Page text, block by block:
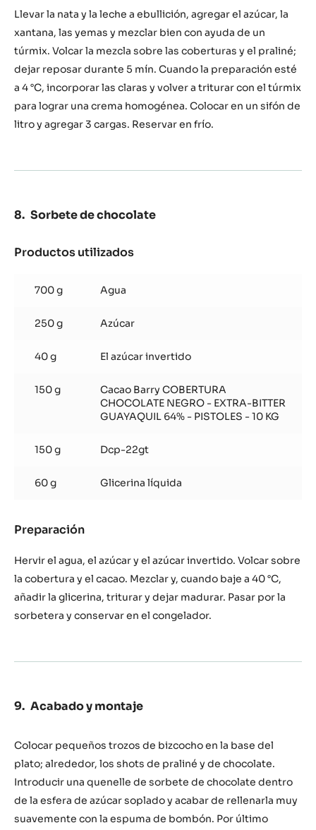
de
bombón
Llevar la nata y la leche a ebullición, agregar el azúcar, la
xantana, las yemas y mezclar bien con ayuda de un
túrmix. Volcar la mezcla sobre las coberturas y el praliné;
dejar reposar durante 5 mín. Cuando la preparación esté
a 4 °C, incorporar las claras y volver a triturar con el túrmix
para lograr una crema homogénea. Colocar en un sifón de
litro y agregar 3 cargas. Reservar en frío.
Sorbete de chocolate
Productos utilizados
700 g Agua
250 g Azúcar
40 g El azúcar invertido
150 g
Cacao Barry COBERTURA
CHOCOLATE NEGRO - EXTRA-BITTER
GUAYAQUIL 64% - PISTOLES - 10 KG
150 g Dcp-22gt
60 g Glicerina líquida
Preparación
de
chocolate
Hervir el agua, el azúcar y el azúcar invertido. Volcar sobre
la cobertura y el cacao. Mezclar y, cuando baje a 40 °C,
añadir la glicerina, triturar y dejar madurar. Pasar por la
sorbetera y conservar en el congelador.
Acabado y montaje
Colocar pequeños trozos de bizcocho en la base del
plato; alrededor, los shots de praliné y de chocolate.
Introducir una quenelle de sorbete de chocolate dentro
de la esfera de azúcar soplado y acabar de rellenarla muy
suavemente con la espuma de bombón. Por último